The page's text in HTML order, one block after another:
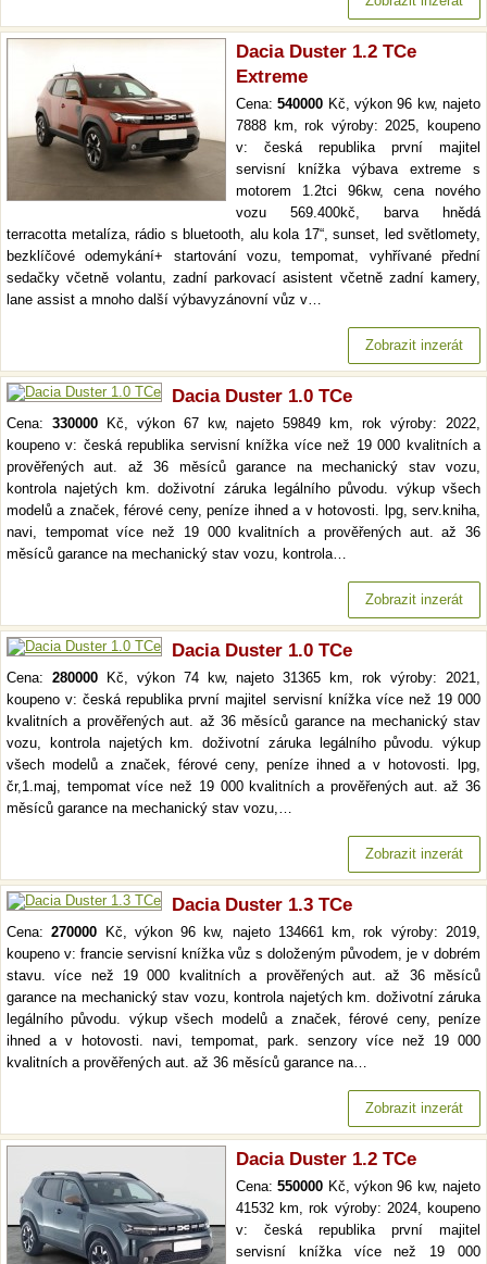
Dacia Duster 1.2 TCe
Extreme
Cena:540000 Kč, výkon 96 kw, najeto
7888 km, rok výroby: 2025, koupeno
v: česká republika první majitel
servisní knížka výbava extreme s
motorem 1.2tci 96kw, cena nového
vozu 569.400kč, barva hnědá
terracotta metalíza, rádio s bluetooth, alu kola 17“, sunset, led světlomety,
bezklíčové odemykání+ startování vozu, tempomat, vyhřívané přední
sedačky včetně volantu, zadní parkovací asistent včetně zadní kamery,
lane assist a mnoho další výbavyzánovní vůz v…
Zobrazit inzerát
Dacia Duster 1.0 TCe
Cena: 330000Kč, výkon 67 kw, najeto 59849 km, rok výroby: 2022,
koupeno v: česká republika servisní knížka více než 19 000 kvalitních a
prověřených aut. až 36 měsíců garance na mechanický stav vozu,
kontrola najetých km. doživotní záruka legálního původu. výkup všech
modelů a značek, férové ceny, peníze ihned a v hotovosti. lpg, serv.kniha,
navi, tempomat více než 19 000 kvalitních a prověřených aut. až 36
měsíců garance na mechanický stav vozu, kontrola…
Zobrazit inzerát
Dacia Duster 1.0 TCe
Cena: 280000Kč, výkon 74 kw, najeto 31365 km, rok výroby: 2021,
koupeno v: česká republika první majitel servisní knížka více než 19 000
kvalitních a prověřených aut. až 36 měsíců garance na mechanický stav
vozu, kontrola najetých km. doživotní záruka legálního původu. výkup
všech modelů a značek, férové ceny, peníze ihned a v hotovosti. lpg,
čr,1.maj, tempomat více než 19 000 kvalitních a prověřených aut. až 36
měsíců garance na mechanický stav vozu,…
Zobrazit inzerát
Dacia Duster 1.3 TCe
Cena:270000 Kč, výkon 96 kw, najeto 134661 km, rok výroby: 2019,
koupeno v: francie servisní knížka vůz s doloženým původem, je v dobrém
stavu. více než 19 000 kvalitních a prověřených aut. až 36 měsíců
garance na mechanický stav vozu, kontrola najetých km. doživotní záruka
legálního původu. výkup všech modelů a značek, férové ceny, peníze
ihned a v hotovosti. navi, tempomat, park. senzory více než 19 000
kvalitních a prověřených aut. až 36 měsíců garance na…
Zobrazit inzerát
Dacia Duster 1.2 TCe
Cena:550000 Kč, výkon 96 kw, najeto
41532 km, rok výroby: 2024, koupeno
v: česká republika první majitel
servisní knížka více než 19 000